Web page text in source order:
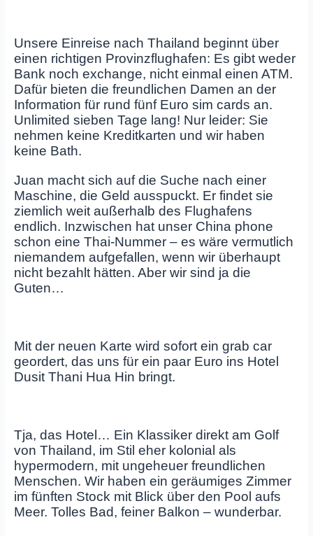
Unsere Einreise nach Thailand beginnt über
einen richtigen Provinzflughafen: Es gibt weder
Bank noch exchange, nicht einmal einen ATM.
Dafür bieten die freundlichen Damen an der
Information für rund fünf Euro sim cards an.
Unlimited sieben Tage lang! Nur leider: Sie
nehmen keine Kreditkarten und wir haben
keine Bath.
Juan macht sich auf die Suche nach einer
Maschine, die Geld ausspuckt. Er findet sie
ziemlich weit außerhalb des Flughafens
endlich. Inzwischen hat unser China phone
schon eine Thai-Nummer – es wäre vermutlich
niemandem aufgefallen, wenn wir überhaupt
nicht bezahlt hätten. Aber wir sind ja die
Guten…
Mit der neuen Karte wird sofort ein grab car
geordert, das uns für ein paar Euro ins Hotel
Dusit Thani Hua Hin bringt.
Tja, das Hotel… Ein Klassiker direkt am Golf
von Thailand, im Stil eher kolonial als
hypermodern, mit ungeheuer freundlichen
Menschen. Wir haben ein geräumiges Zimmer
im fünften Stock mit Blick über den Pool aufs
Meer. Tolles Bad, feiner Balkon – wunderbar.